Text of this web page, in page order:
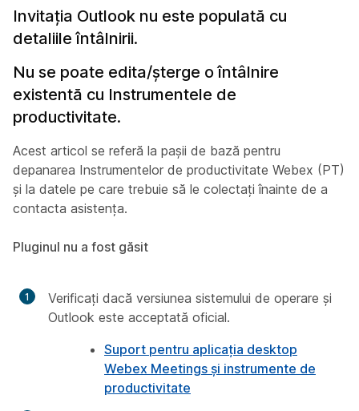
Invitația Outlook nu este populată cu
detaliile întâlnirii.
Nu se poate edita/șterge o întâlnire
existentă cu Instrumentele de
productivitate.
Acest articol se referă la pașii de bază pentru
depanarea Instrumentelor de productivitate Webex (PT)
și la datele pe care trebuie să le colectați înainte de a
contacta asistența.
Pluginul nu a fost găsit
Verificați dacă versiunea sistemului de operare și
Outlook este acceptată oficial.
Suport pentru aplicația desktop
Webex Meetings și instrumente de
productivitate